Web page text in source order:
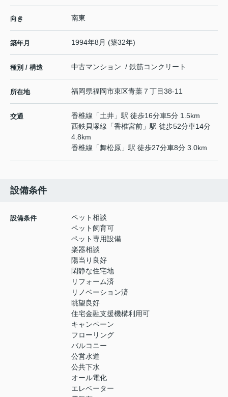
向き 南東
築年月 1994年8月 (築32年)
種別 / 構造 中古マンション / 鉄筋コンクリート
所在地 福岡県福岡市東区青葉 ７丁目38-11
交通 香椎線 「土井 」駅 徒歩16分車5分 1.5km
西鉄貝塚線 「香椎宮前 」駅 徒歩52分車14分
4.8km
香椎線 「舞松原 」駅 徒歩27分車8分 3.0km
設備条件
設備条件
ペット相談
ペット飼育可
ペット専用設備
楽器相談
陽当り良好
閑静な住宅地
リフォーム済
リノベーション済
眺望良好
住宅金融支援機構利用可
キャンペーン
フローリング
バルコニー
公営水道
公共下水
オール電化
エレベーター